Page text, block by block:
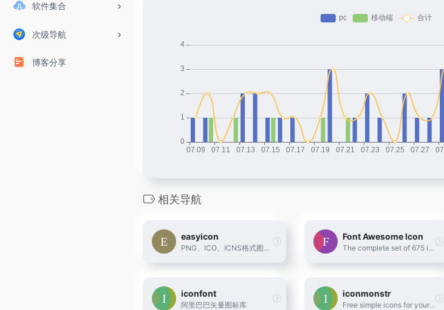
软件集合
次级导航
博客分享
相关导航
easyicon
PNG、ICO、ICNS格式图标搜索、图标下载服务
Font Awesome Icon
The complete set of 675 icons in Font Awesome
iconfont
阿里巴巴矢量图标库
iconmonstr
Free simple icons for your next project